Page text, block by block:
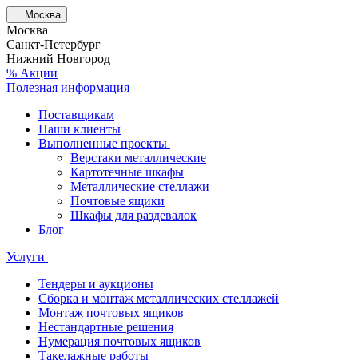
Москва
Москва
Санкт-Петербург
Нижний Новгород
% Акции
Полезная информация
Поставщикам
Наши клиенты
Выполненные проекты
Верстаки металлические
Картотечные шкафы
Металлические стеллажи
Почтовые ящики
Шкафы для раздевалок
Блог
Услуги
Тендеры и аукционы
Сборка и монтаж металлических стеллажей
Монтаж почтовых ящиков
Нестандартные решения
Нумерация почтовых ящиков
Такелажные работы